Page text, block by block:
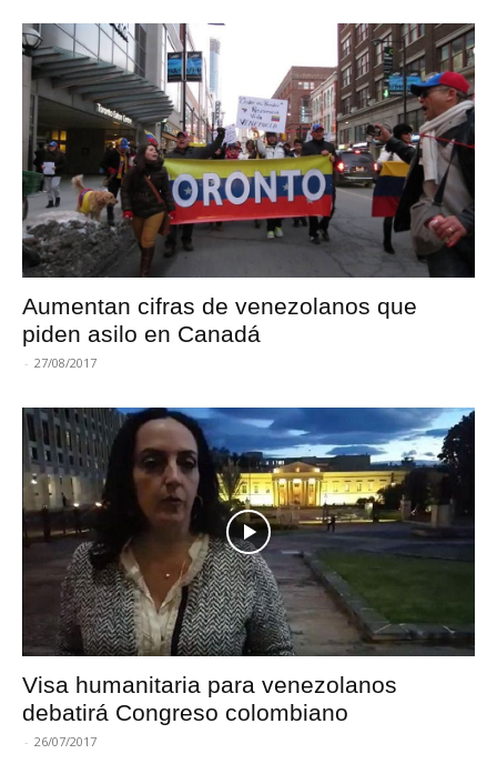
Aumentan cifras de venezolanos que
piden asilo en Canadá
- 27/08/2017
Visa humanitaria para venezolanos
debatirá Congreso colombiano
- 26/07/2017